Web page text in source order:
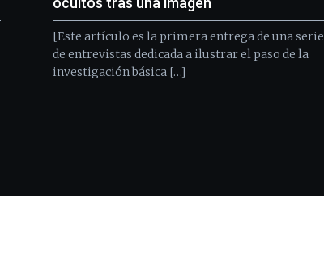
[Este artículo es la primera entrega de una serie
de entrevistas dedicada a ilustrar el paso de la
investigación básica […]